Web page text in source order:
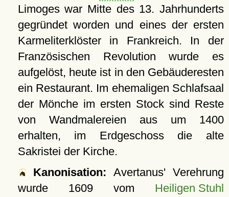
Limoges war Mitte des 13. Jahrhunderts
gegründet worden und eines der ersten
Karmeliterklöster in Frankreich. In der
Französischen Revolution wurde es
aufgelöst, heute ist in den Gebäuderesten
ein Restaurant. Im ehemaligen Schlafsaal
der Mönche im ersten Stock sind Reste
von Wandmalereien aus um 1400
erhalten, im Erdgeschoss die alte
Sakristei der Kirche.
Kanonisation: Avertanus' Verehrung
wurde 1609vom Heiligen Stuhl